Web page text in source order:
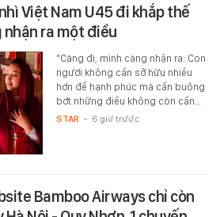
Việt Nam U45 đi khắp thế
nhận ra một điều
"Càng đi, mình càng nhận ra: Con
người không cần sở hữu nhiều
hơn để hạnh phúc mà cần buông
bớt những điều không còn cần…
STAR - 6 giờ trước
Bamboo Airways chỉ còn